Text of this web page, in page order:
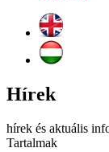
Hírek
hírek és aktuális
Tartalmak